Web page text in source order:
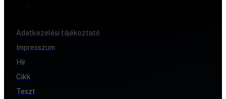
Adatkezelési tájékoztató
Impresszum
Hír
Cikk
Teszt